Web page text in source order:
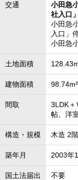
交通
小田急
社入口
小田急
入口」
小田急
土地面積
建物面積
間取
3LDK＋
帖、洋
構造・規模 木造 2
築年月 2003年
国土法届出 不要